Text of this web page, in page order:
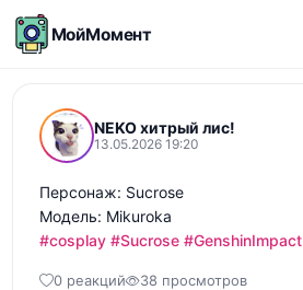
МойМомент
NEKO хитрый лис!
13.05.2026 19:20
Персонаж: Sucrose
#cosplay #Sucrose #GenshinImpact
0 реакций 38 просмотров